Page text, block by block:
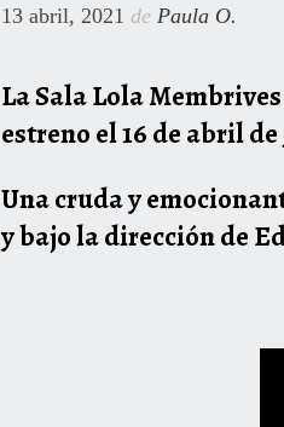
13 abril, 2021 de Paula O.
La Sala Lola
estreno el 16 de abril de
Una cruda y
y bajo la dirección de